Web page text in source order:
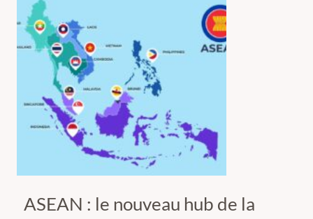
ASEAN : le nouveau hub de la